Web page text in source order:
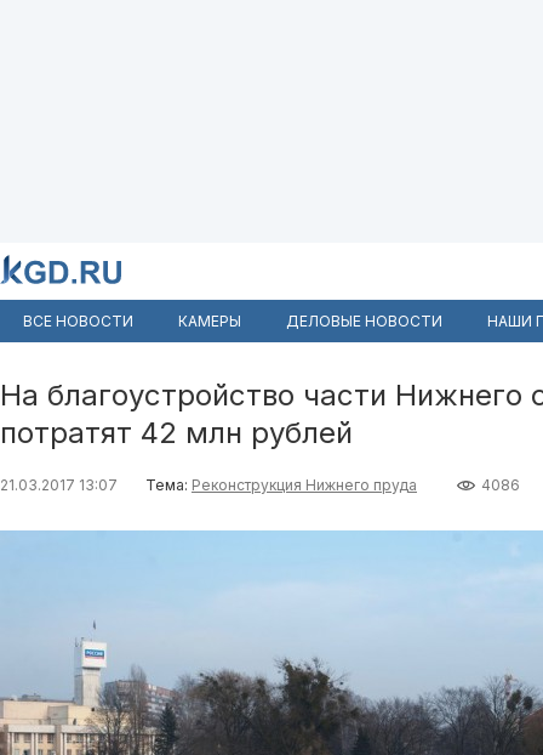
ВСЕ НОВОСТИ КАМЕРЫ ДЕЛОВЫЕ НОВОСТИ НАШИ
На благоустройство части Нижнего
потратят 42 млн рублей
21.03.2017 13:07 Тема: Реконструкция Нижнего пруда 4086